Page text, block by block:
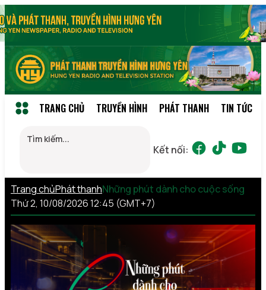
TRANG CHỦ TRUYỀN HÌNH PHÁT THANH TIN TỨC
Kết nối:
Trang chủPhát thanhNhững phút dành cho cuộc sống
Thứ 2, 10/08/2026 12:45 (GMT+7)